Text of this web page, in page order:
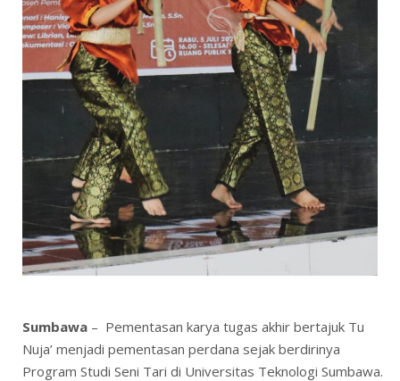
Sumbawa – Pementasan karya tugas akhir bertajuk Tu
Nuja’ menjadi pementasan perdana sejak berdirinya
Program Studi Seni Tari di Universitas Teknologi Sumbawa.